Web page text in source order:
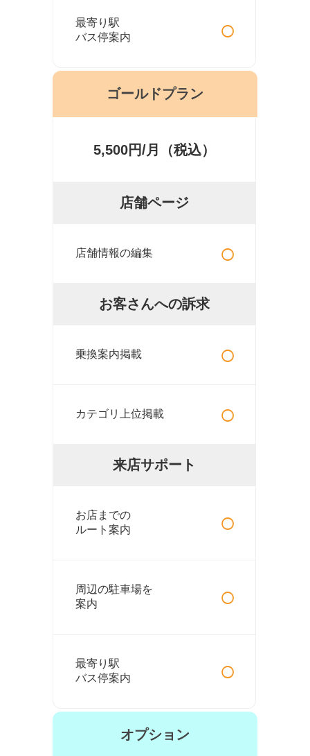
最寄り駅
バス停案内
○
ゴールドプラン
5,500円/月（税込）
店舗ページ
店舗情報の編集 ○
お客さんへの訴求
乗換案内掲載 ○
カテゴリ上位掲載 ○
来店サポート
お店までの
ルート案内
○
周辺の駐車場を
案内
○
最寄り駅
バス停案内
○
オプション